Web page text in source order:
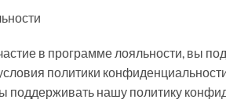
в программе лояльности, вы
политики
нашу политику